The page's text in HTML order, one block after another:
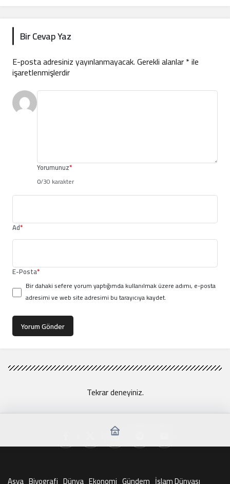
Bir Cevap Yaz
E-posta adresiniz yayınlanmayacak.Gerekli alanlar*ile
işaretlenmişlerdir
Yorumunuz*
0/30 karakter
Ad*
E-Posta*
Bir dahaki sefere yorum yaptığımda kullanılmak üzere adımı, e-posta
adresimi ve web site adresimi bu tarayıcıya kaydet.
Yorum Gönder
Tekrar deneyiniz.
Asya Biyografi Dünya Ekonomi Gündem İslam Dünyası